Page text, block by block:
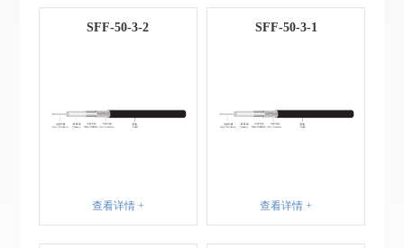
SFF-50-3-2
查看详情 +
SFF-50-3-1
查看详情 +